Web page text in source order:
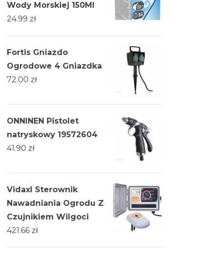
Wody Morskiej 150Ml
24.99 zł
Fortis Gniazdo
Ogrodowe 4 Gniazdka
72.00 zł
ONNINEN Pistolet
natryskowy 19572604
41.90 zł
Vidaxl Sterownik
Nawadniania Ogrodu Z
Czujnikiem Wilgoci
421.66 zł